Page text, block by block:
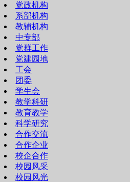
党政机构
系部机构
教辅机构
中专部
党群工作
党建园地
工会
团委
学生会
教学科研
教育教学
科学研究
合作交流
合作企业
校企合作
校园风采
校园风光